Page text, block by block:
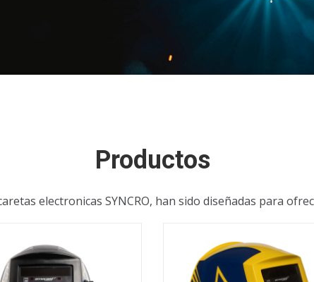
Productos
electronicas SYNCRO, han sido diseñadas para